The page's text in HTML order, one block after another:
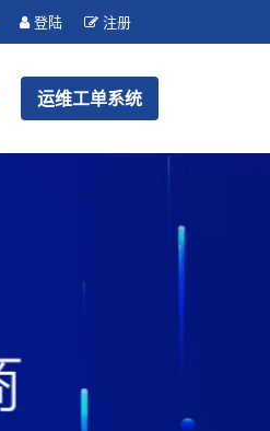
注册
登陆
运维工单系统